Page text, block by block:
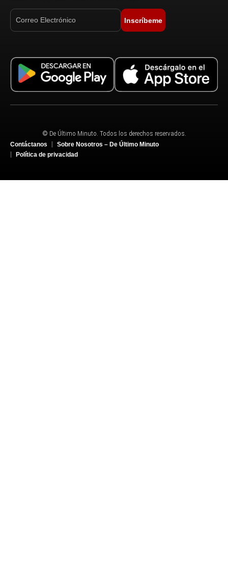
Inscríbeme
© De Último Minuto. Todos los derechos reservados.
Contáctanos
Sobre Nosotros – De Último Minuto
Política de privacidad